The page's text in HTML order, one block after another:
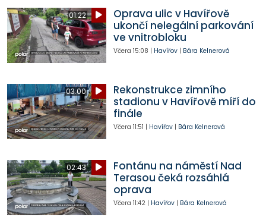
01:22
Oprava ulic v Havířově
ukončí nelegální parkování
ve vnitrobloku
Včera 15:08 | Havířov| Bára Kelnerová
03:00
Rekonstrukce zimního
stadionu v Havířově míří do
finále
Včera 11:51 | Havířov| Bára Kelnerová
02:43
Fontánu na náměstí Nad
Terasou čeká rozsáhlá
oprava
Včera 11:42| Havířov| Bára Kelnerová